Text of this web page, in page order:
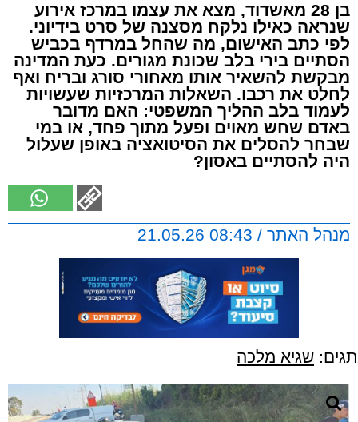
בן 28 מאשדוד, מצא את עצמו במרכז אירוע
שנראה כאילו נלקח מסצנה של סרט בידיוני.
לפי כתב האישום, מה שהחל במרדף בכביש
הסתיים בירי בלב שכונת מגורים. כעת המדינה
מבקשת להשאיר אותו מאחורי סורג ובריח ואף
לחלט את רכבו. השאלות המרכזיות שעשויות
לעמוד בלב ההליך המשפטי: האם מדובר
באדם שחש מאוים ופעל מתוך פחד, או במי
שבחר להסלים את הסיטואציה באופן שעלול
היה להסתיים באסון?
מנהל האתר / 08:43 21.05.26
תגים: שגיא מלכה